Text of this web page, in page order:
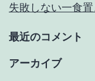
失敗しない一食
最近のコメント
アーカイブ